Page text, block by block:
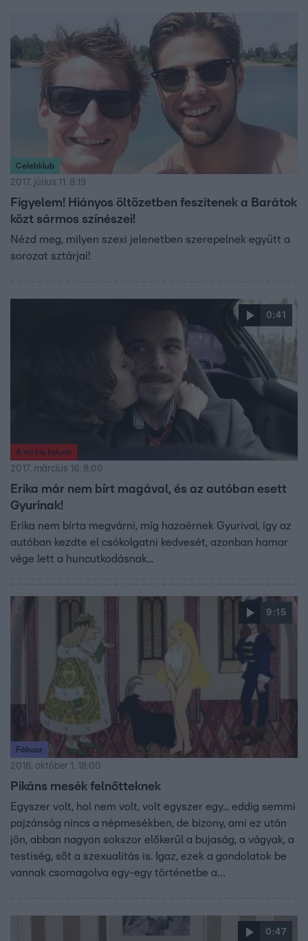
Celebklub
2017. július 11. 8:19
Figyelem! Hiányos öltözetben feszítenek a Barátok
közt sármos színészei!
Nézd meg, milyen szexi jelenetben szerepelnek együtt a
sorozat sztárjai!
0:41
A mi kis falunk
2017. március 16. 8:00
Erika már nem bírt magával, és az autóban esett
Gyurinak!
Erika nem bírta megvárni, míg hazaérnek Gyurival, így az
autóban kezdte el csókolgatni kedvesét, azonban hamar
vége lett a huncutkodásnak...
9:15
Fókusz
2016. október 1. 18:00
Pikáns mesék felnőtteknek
Egyszer volt, hol nem volt, volt egyszer egy... eddig semmi
pajzánság nincs a népmesékben, de bizony, ami ez után
jön, abban nagyon sokszor előkerül a bujaság, a vágyak, a
testiség, sőt a szexualitás is. Igaz, ezek a gondolatok be
vannak csomagolva egy-egy történetbe a
valahol helyén valónak is tartják a mesék finom
0:47